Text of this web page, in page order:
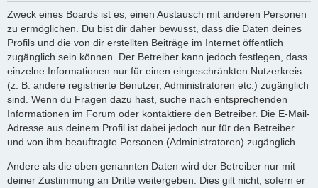
Zweck eines Boards ist es, einen Austausch mit anderen Personen
zu ermöglichen. Du bist dir daher bewusst, dass die Daten deines
Profils und die von dir erstellten Beiträge im Internet öffentlich
zugänglich sein können. Der Betreiber kann jedoch festlegen, dass
einzelne Informationen nur für einen eingeschränkten Nutzerkreis
(z. B. andere registrierte Benutzer, Administratoren etc.) zugänglich
sind. Wenn du Fragen dazu hast, suche nach entsprechenden
Informationen im Forum oder kontaktiere den Betreiber. Die E-Mail-
Adresse aus deinem Profil ist dabei jedoch nur für den Betreiber
und von ihm beauftragte Personen (Administratoren) zugänglich.
Andere als die oben genannten Daten wird der Betreiber nur mit
deiner Zustimmung an Dritte weitergeben. Dies gilt nicht, sofern er